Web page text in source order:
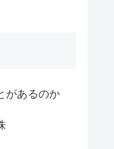
があるのか